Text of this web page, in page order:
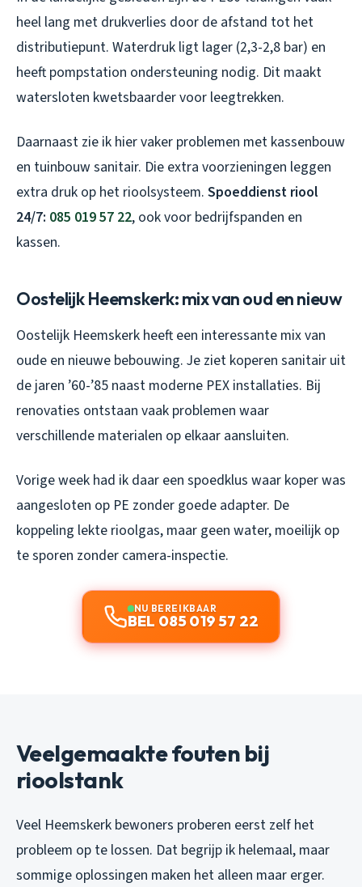
heel lang met drukverlies door de afstand tot het
distributiepunt. Waterdruk ligt lager (2,3-2,8 bar) en
heeft pompstation ondersteuning nodig. Dit maakt
watersloten kwetsbaarder voor leegtrekken.
Daarnaast zie ik hier vaker problemen met kassenbouw
en tuinbouw sanitair. Die extra voorzieningen leggen
extra druk op het rioolsysteem. Spoeddienst riool
24/7: 085 019 57 22, ook voor bedrijfspanden en
kassen.
Oostelijk Heemskerk: mix van oud en nieuw
Oostelijk Heemskerk heeft een interessante mix van
oude en nieuwe bebouwing. Je ziet koperen sanitair uit
de jaren ’60-’85 naast moderne PEX installaties. Bij
renovaties ontstaan vaak problemen waar
verschillende materialen op elkaar aansluiten.
Vorige week had ik daar een spoedklus waar koper was
aangesloten op PE zonder goede adapter. De
koppeling lekte rioolgas, maar geen water, moeilijk op
te sporen zonder camera-inspectie.
NU BEREIKBAAR
BEL 085 019 57 22
Veelgemaakte fouten bij
rioolstank
Veel Heemskerk bewoners proberen eerst zelf het
probleem op te lossen. Dat begrijp ik helemaal, maar
sommige oplossingen maken het alleen maar erger.